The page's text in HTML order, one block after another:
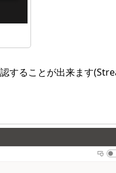
することが出来ます